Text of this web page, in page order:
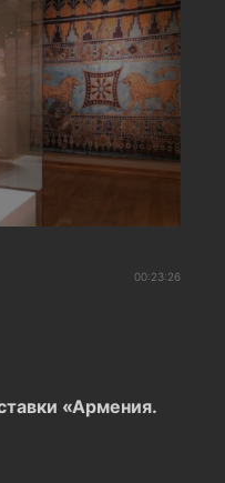
00:23:26
«Армения.